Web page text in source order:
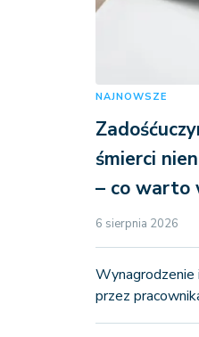
NAJNOWSZE
śmierci
– co warto
6 sierpnia 2026
Wynagrodzenie
przez